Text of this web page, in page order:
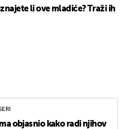
li ove mladiće? Traži ih
objasnio kako radi njihov